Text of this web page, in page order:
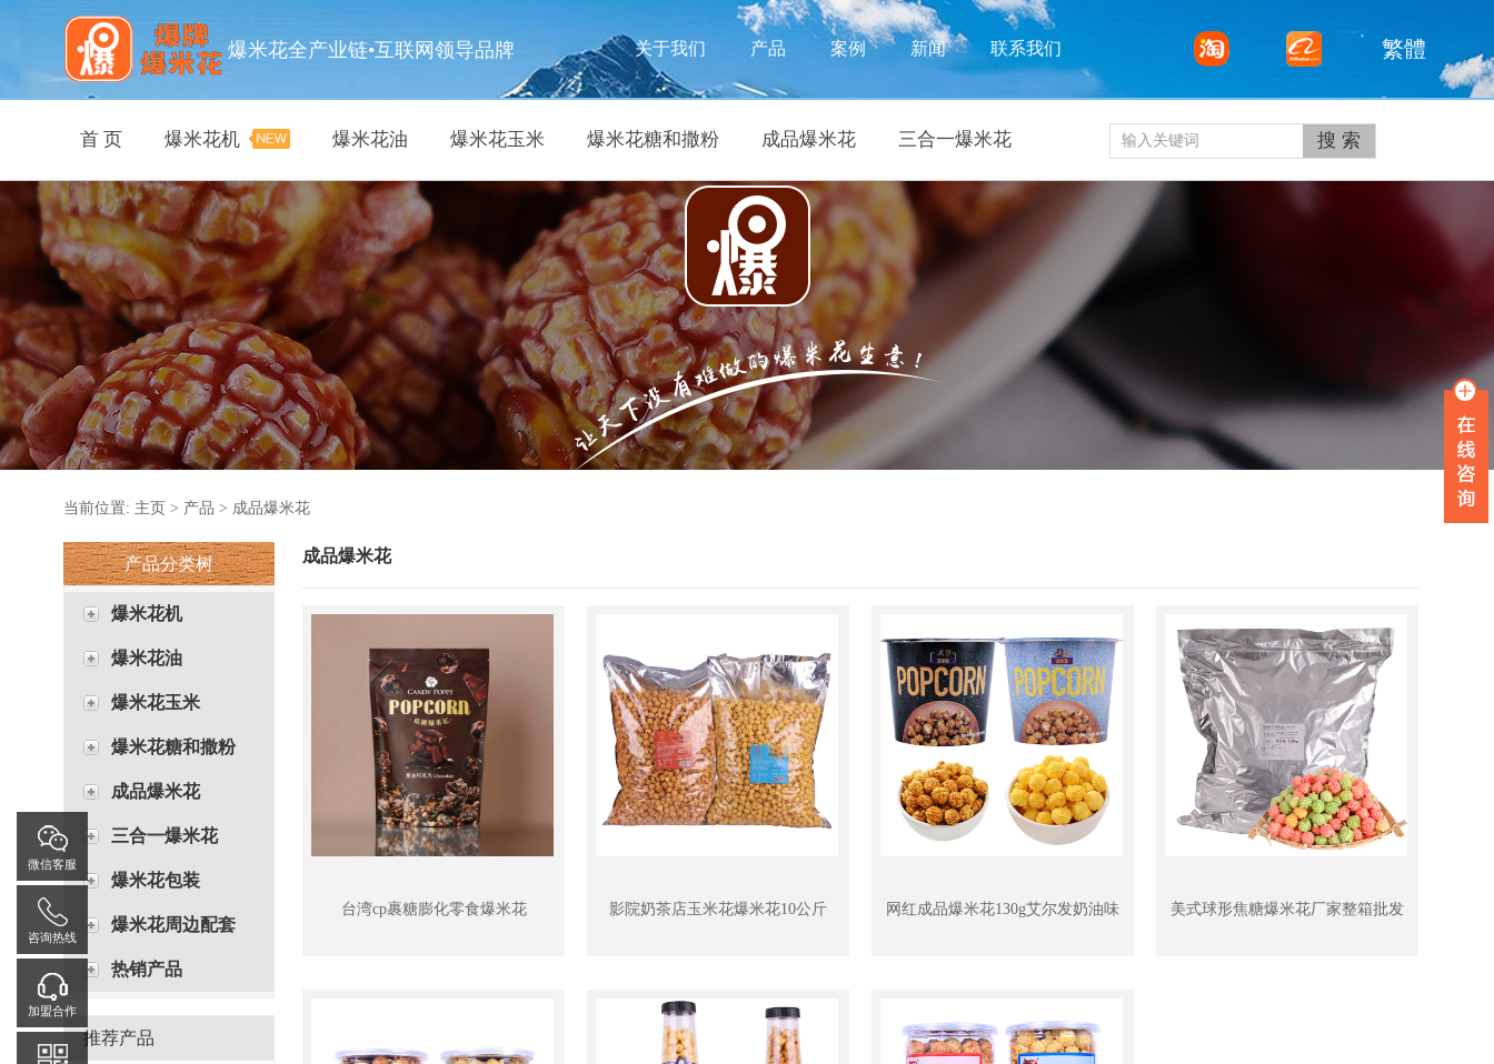
爆米花全产业链•互联网领导品牌 关于我们 产品 案例 新闻 联系我们 繁體
首 页 爆米花机 爆米花油 爆米花玉米 爆米花糖和撒粉 成品爆米花 三合一爆米花
当前位置: 主页 > 产品 > 成品爆米花
产品分类树
爆米花机
爆米花油
爆米花玉米
爆米花糖和撒粉
成品爆米花
三合一爆米花
爆米花包装
爆米花周边配套
热销产品
推荐产品
成品爆米花
台湾cp裹糖膨化零食爆米花 影院奶茶店玉米花爆米花10公斤 网红成品爆米花130g艾尔发奶油味 美式球形焦糖爆米花厂家整箱批发
微信客服
咨询热线
加盟合作